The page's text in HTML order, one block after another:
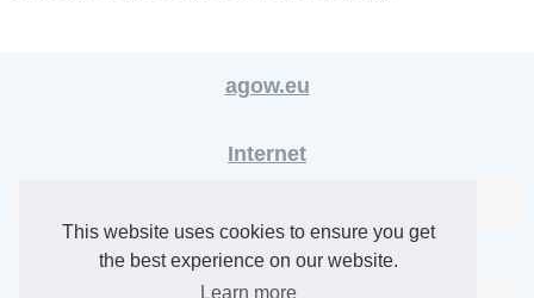
This website uses cookies to ensure you get
the best experience on our website.
Learn more
agow.eu
Internet
Webdesign